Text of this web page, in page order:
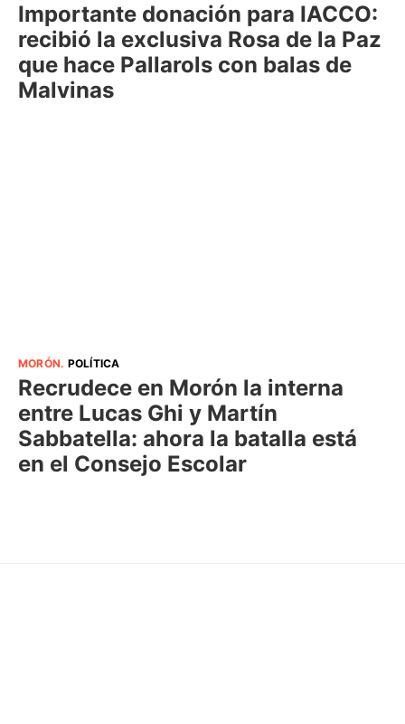
Importante donación para IACCO:
recibió la exclusiva Rosa de la Paz
que hace Pallarols con balas de
Malvinas
MORÓN. POLÍTICA
Recrudece en Morón la interna
entre Lucas Ghi y Martín
Sabbatella: ahora la batalla está
en el Consejo Escolar